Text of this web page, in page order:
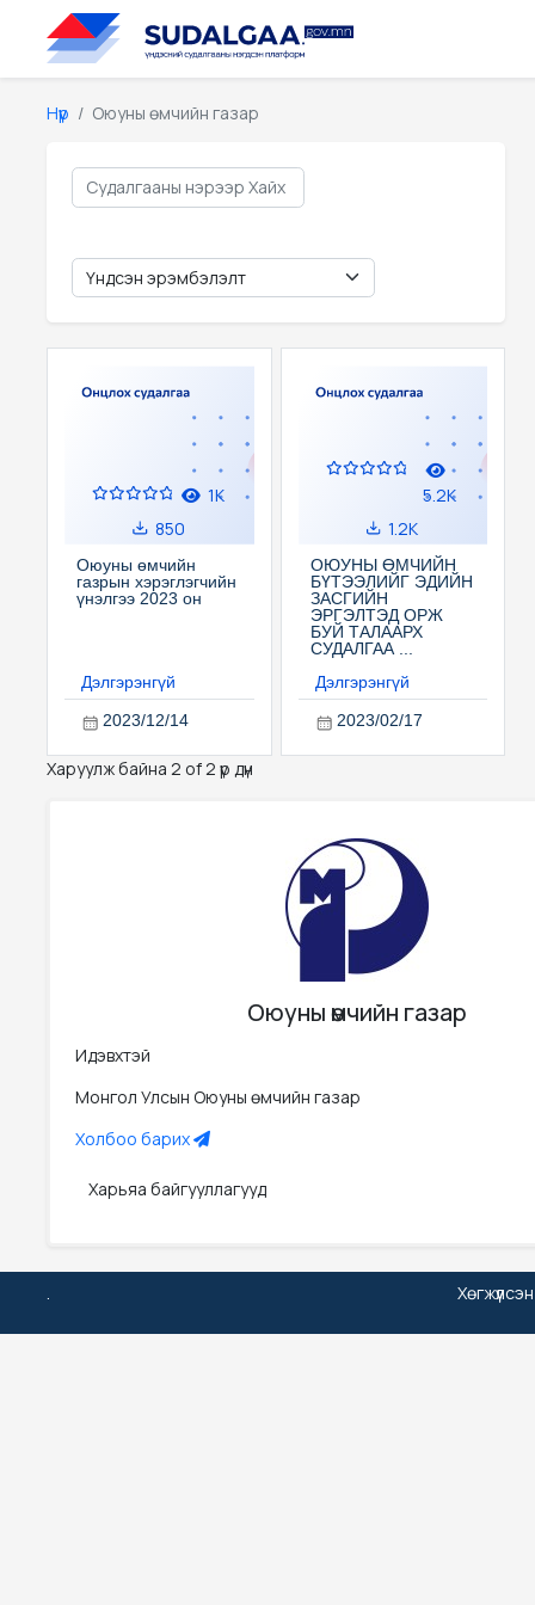
Нүүр Оюуны өмчийн газар
1K
850
Оюуны өмчийн
газрын хэрэглэгчийн
үнэлгээ 2023 он
Дэлгэрэнгүй
2023/12/14
5.2K
1.2K
ОЮУНЫ ӨМЧИЙН
БҮТЭЭЛИЙГ ЭДИЙН
ЗАСГИЙН
ЭРГЭЛТЭД ОРЖ
БУЙ ТАЛААРХ
СУДАЛГАА ...
Дэлгэрэнгүй
2023/02/17
Харуулж байна 2 of 2 үр дүн
Оюуны өмчийн газар
Идэвхтэй
Монгол Улсын Оюуны өмчийн газар
Холбоо барих
Харьяа байгууллагууд
.